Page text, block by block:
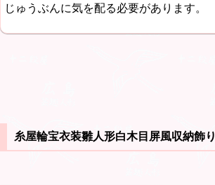
じゅうぶんに気を配る必要があります。
糸屋輪宝衣装雛人形白木目屏風収納飾り